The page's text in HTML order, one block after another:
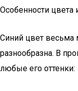
Особенности цвета
Синий цвет весьма
разнообразна. В
любые его оттенки: